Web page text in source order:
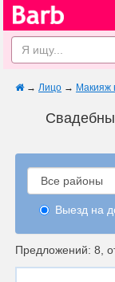
→ Лицо → Макияж
Выезд на
Предложений: 8,